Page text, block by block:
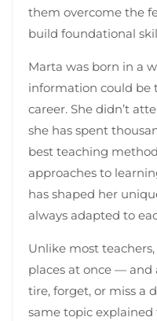
them overcome the
build foundational
Marta was born in a
information could be
career. She didn’t
she has spent
best teaching
approaches to
has shaped her
always adapted to
Unlike most
places at once — and
tire, forget, or miss a
same topic explained